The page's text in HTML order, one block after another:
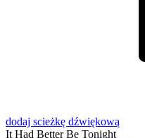
dodaj scieżkę dźwiękową
It Had Better Be Tonight